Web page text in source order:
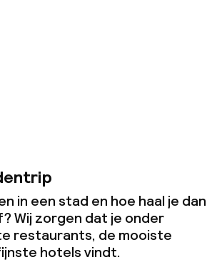
in een stad en hoe haal je dan
Wij zorgen dat je onder
restaurants, de mooiste
hotels vindt.